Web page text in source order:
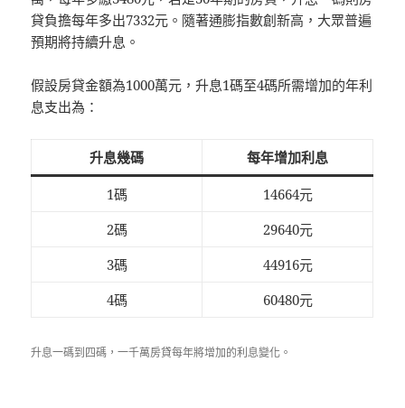
貸負擔每年多出7332元。隨著通膨指數創新高，大眾普遍
預期將持續升息。
假設房貸金額為1000萬元，升息1碼至4碼所需增加的年利
息支出為：
升息幾碼 每年增加利息
1碼
14664元
2碼
29640元
3碼
44916元
4碼
60480元
升息一碼到四碼，一千萬房貸每年將增加的利息變化。